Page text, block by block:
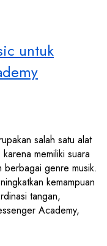
untuk
salah satu alat
memiliki suara
berbagai genre musik.
kemampuan
tangan,
Academy,